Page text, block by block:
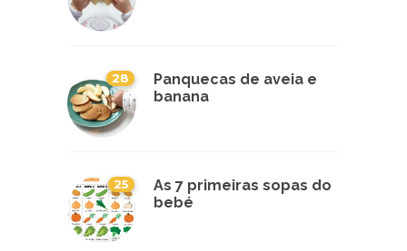
28
Panquecas de aveia e
banana
25
As 7 primeiras sopas do
bebé